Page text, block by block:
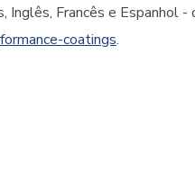
Francês e Espanhol
coatings.